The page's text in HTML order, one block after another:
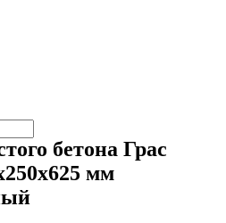
бетона Грас
мм